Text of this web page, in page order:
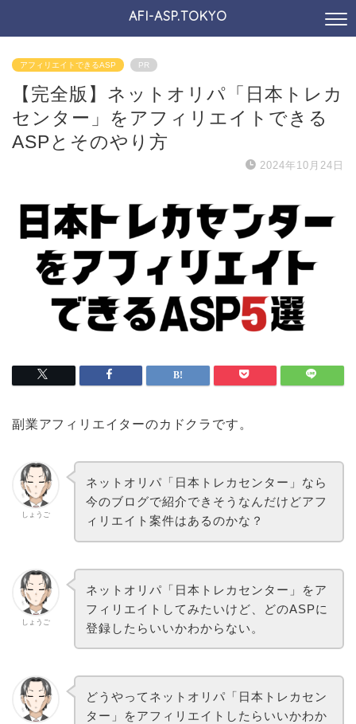
AFI-ASP.TOKYO
アフィリエイトできるASP PR
【完全版】ネットオリパ「日本トレカ
センター」をアフィリエイトできる
ASPとそのやり方
2024年10月24日
副業アフィリエイターのカドクラです。
しょうご
ネットオリパ「日本トレカセンター」なら
今のブログで紹介できそうなんだけどアフ
ィリエイト案件はあるのかな？
しょうご
ネットオリパ「日本トレカセンター」をア
フィリエイトしてみたいけど、どのASPに
登録したらいいかわからない。
どうやってネットオリパ「日本トレカセン
ター」をアフィリエイトしたらいいかわか